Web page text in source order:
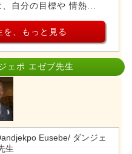
自分の目標や 情熱...
を、もっと見る
ェポ エゼブ先生
Eusebe/ ダンジェ
生